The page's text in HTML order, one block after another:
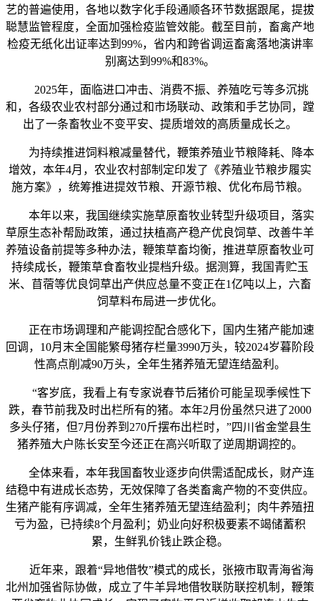
艺的普遍使用，各地以数字化手段通顺各环节数据跟尾，提拔
聪慧监管程度，全面加强检疫监管效能。截至目前，畜禽产地
检疫无纸化出证率达到99%，省内和跨省调运畜禽落地演讲率
别离达到99%和83%。
2025年，面临进口冲击、消费不振、养殖吃亏等多沉挑
和，各级农业农村部分通过和市场联动、政策和手艺协同，蹚
出了一条畜牧业不变平安、提质增效的高质量成长之。
为持续推进饲料粮减量替代，鞭策养殖业节粮降耗、降本
增效，本年4月，农业农村部制定印发了《养殖业节粮步履实
施方案》，统筹推进提效节粮、开源节粮、优化布局节粮。
本年以来，我国继续实施草原畜牧业转型升级项目，落实
草原生态补帮励政策，通过扶植高产稳产优良饲草、改善牛羊
养殖设备前提等多种办法，鞭策草畜均衡，推进草原畜牧业可
持续成长，鞭策草食畜牧业提档升级。据测算，我国青贮玉
米、苜蓿等优良饲草出产供应总量不变正在1亿吨以上，六畜
饲草料布局进一步优化。
正在市场调理和产能调控配合感化下，国内生猪产能加速
回调，10月末全国能繁母猪存栏量3990万头，较2024岁暮阶段
性高点削减90万头，全年生猪养殖无望连结盈利。
“客岁底，我看上有专家说春节后猪价可能呈现季候性下
跌，春节前我及时出栏所有的猪。本年2月份虽然只进了2000
多头仔猪，但7月份养到270斤摆布出栏时，”四川省金堂县生
猪养殖大户陈长安至今还正在高兴听取了逆周期调控的。
全体来看，本年我国畜牧业逐步向供需适配成长，财产连
结稳中有进成长态势，无效保障了各类畜禽产物的不变供应。
生猪产能有序调减，全年生猪养殖无望连结盈利；肉牛养殖扭
亏为盈，已持续8个月盈利；奶业向好积极要素不竭储蓄积
累，生鲜乳价钱止跌企稳。
近年来，跟着“异地借牧”模式的成长，张掖市取青海省海
北州加强省际协做，成立了牛羊异地借牧联防联控机制，鞭策